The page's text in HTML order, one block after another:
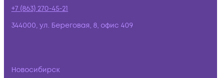
+7 (863) 270-45-21
344000, ул. Береговая, 8, офис 409
Новосибирск